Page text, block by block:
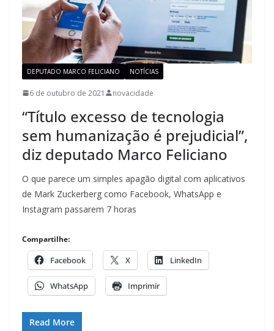
DEPUTADO MARCO FELICIANO NOTÍCIAS
6 de outubro de 2021 novacidade
“Título excesso de tecnologia
sem humanização é prejudicial”,
diz deputado Marco Feliciano
O que parece um simples apagão digital com aplicativos
de Mark Zuckerberg como Facebook, WhatsApp e
Instagram passarem 7 horas
Compartilhe:
Facebook X LinkedIn
WhatsApp Imprimir
Read More